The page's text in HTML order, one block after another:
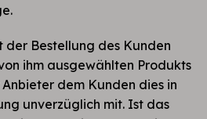
der Bestellung des Kunden
ihm ausgewählten Produkts
dem Kunden dies in
unverzüglich mit. Ist das